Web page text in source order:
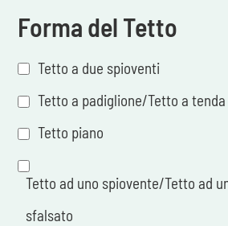
Forma del Tetto
Tetto a due spioventi
Tetto a padiglione/Tetto a tenda
Tetto piano
Tetto ad uno spiovente/Tetto ad
sfalsato